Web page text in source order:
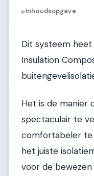
▶Inhoudsopgave
Dit systeem heet
Insulation
Het is de manier
spectaculair te
comfortabeler te
het juiste
voor de bewezen